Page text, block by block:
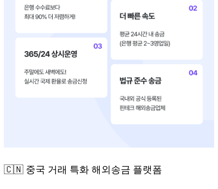
🇨🇳 중국 거래 특화 해외송금 플랫폼